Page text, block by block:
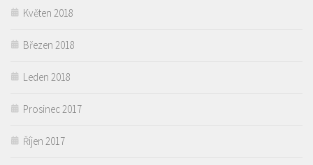
Květen 2018
Březen 2018
Leden 2018
Prosinec 2017
Říjen 2017